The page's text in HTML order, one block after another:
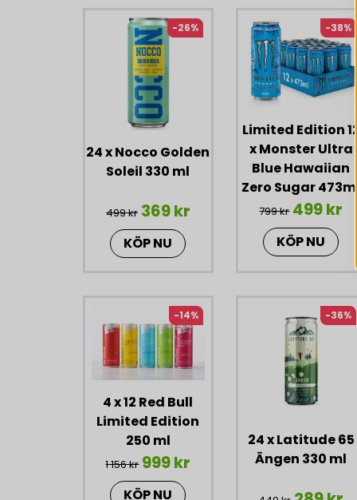
24 x Nocco Golden
Soleil 330 ml
-26%
499 kr 369 kr
KÖP NU
Limited Edition 12
x Monster Ultra
Blue Hawaiian
Zero Sugar 473ml
-38%
799 kr 499 kr
KÖP NU
4 x 12 Red Bull
Limited Edition
250 ml
-14%
1 156 kr 999 kr
KÖP NU
24 x Latitude 65
Ängen 330 ml
-36%